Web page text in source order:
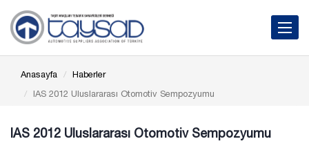
Toggle
Anasayfa
Haberler
IAS 2012 Uluslararası Otomotiv Sempozyumu
IAS 2012 Uluslararası Otomotiv Sempozyumu